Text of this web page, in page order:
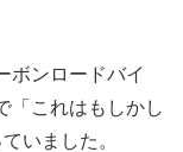
ボンロードバイ
「これはもしかし
いました。